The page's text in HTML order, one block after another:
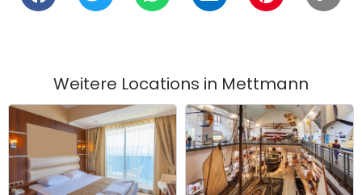
Weitere Locations in Mettmann